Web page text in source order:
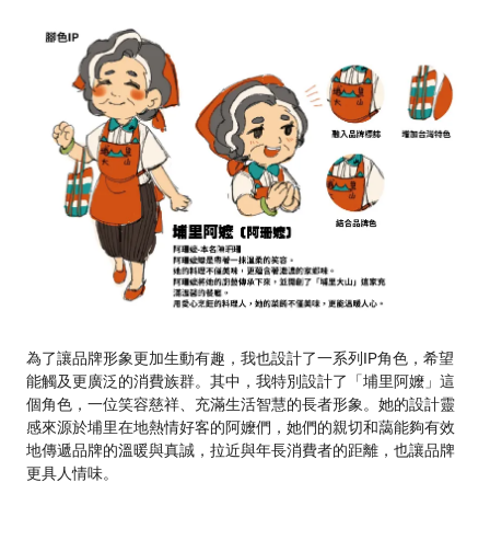
為了讓品牌形象更加生動有趣，我也設計了一系列IP角色，希望
能觸及更廣泛的消費族群。其中，我特別設計了「埔里阿嬤」這
個角色，一位笑容慈祥、充滿生活智慧的長者形象。她的設計靈
感來源於埔里在地熱情好客的阿嬤們，她們的親切和藹能夠有效
地傳遞品牌的溫暖與真誠，拉近與年長消費者的距離，也讓品牌
更具人情味。